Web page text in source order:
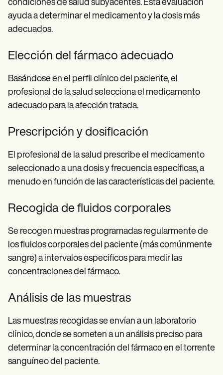
condiciones de salud subyacentes. Esta evaluación
ayuda a determinar el medicamento y la dosis más
adecuados.
Elección del fármaco adecuado
Basándose en el perfil clínico del paciente, el
profesional de la salud selecciona el medicamento
adecuado para la afección tratada.
Prescripción y dosificación
El profesional de la salud prescribe el medicamento
seleccionado a una dosis y frecuencia específicas, a
menudo en función de las características del paciente.
Recogida de fluidos corporales
Se recogen muestras programadas regularmente de
los fluidos corporales del paciente (más comúnmente
sangre) a intervalos específicos para medir las
concentraciones del fármaco.
Análisis de las muestras
Las muestras recogidas se envían a un laboratorio
clínico, donde se someten a un análisis preciso para
determinar la concentración del fármaco en el torrente
sanguíneo del paciente.